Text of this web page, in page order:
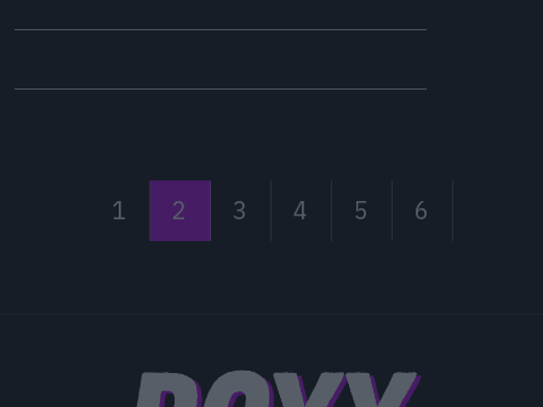
1 2 3 4 5 6